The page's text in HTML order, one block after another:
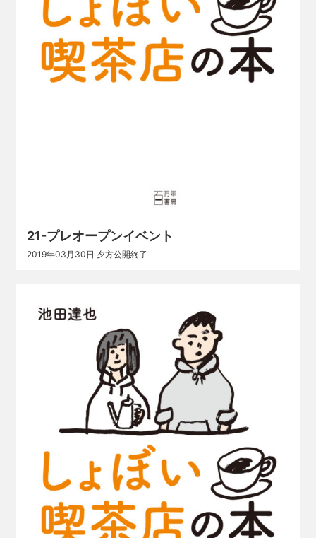
21-プレオープンイベント
2019年03月30日 夕方公開終了